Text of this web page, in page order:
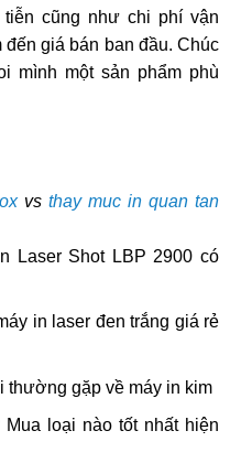
cũng như chi phí vận
giá bán ban đầu. Chúc
mình một sản phẩm phù
vs thay muc in quan tan
Laser Shot LBP 2900 có
in laser đen trắng giá rẻ
thường gặp về máy in kim
loại nào tốt nhất hiện